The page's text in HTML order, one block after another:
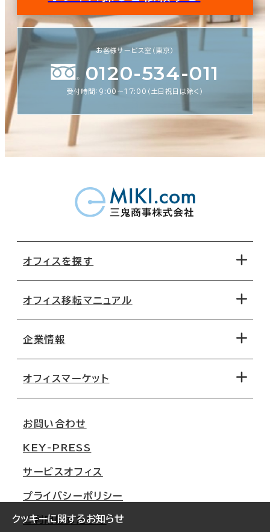
クッキーに関するお知らせ
お客様サービス室（東京）
0120-534-011
受付時間：9:00〜17:00（土日祝日は除く）
オフィスを探す
地図から探す
路線・駅から探す
オフィス移転マニュアル
移転コストシミュレーション
移転スケジュール
オフィス移転Q&A
企業情報
オフィスマーケット
大阪
名古屋
札幌
仙台
お問い合わせ
KEY-PRESS
サービスオフィス
プライバシーポリシー
ご利用にあたって